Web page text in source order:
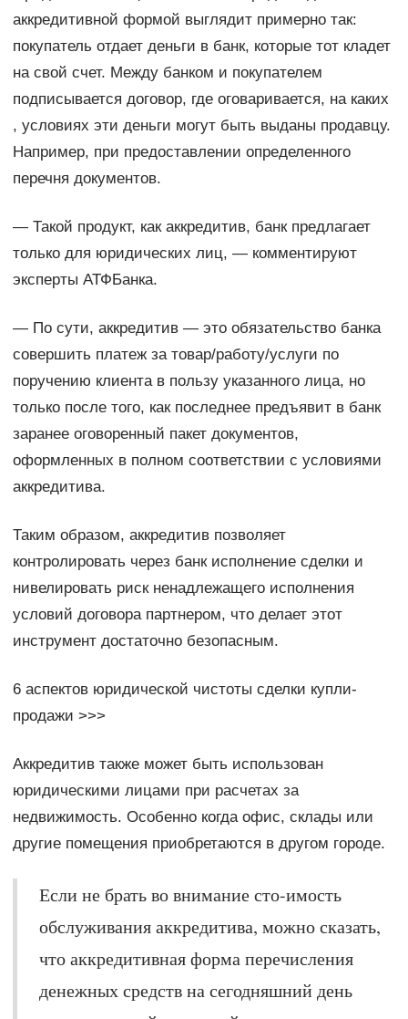
аккредитивной формой выглядит примерно так:
покупатель отдает деньги в банк, которые тот кладет
на свой счет. Между банком и покупателем
подписывается договор, где оговаривается, на каких
, условиях эти деньги могут быть выданы продавцу.
Например, при предоставлении определенного
перечня документов.
— Такой продукт, как аккредитив, банк предлагает
только для юридических лиц, — комментируют
эксперты АТФБанка.
— По сути, аккредитив — это обязательство банка
совершить платеж за товар/работу/услуги по
поручению клиента в пользу указанного лица, но
только после того, как последнее предъявит в банк
заранее оговоренный пакет документов,
оформленных в полном соответствии с условиями
аккредитива.
Таким образом, аккредитив позволяет
контролировать через банк исполнение сделки и
нивелировать риск ненадлежащего исполнения
условий договора партнером, что делает этот
инструмент достаточно безопасным.
6 аспектов юридической чистоты сделки купли-
продажи >>>
Аккредитив также может быть использован
юридическими лицами при расчетах за
недвижимость. Особенно когда офис, склады или
другие помещения приобретаются в другом городе.
Если не брать во внимание сто-имость
обслуживания аккредитива, можно сказать,
что аккредитивная форма перечисления
денежных средств на сегодняшний день